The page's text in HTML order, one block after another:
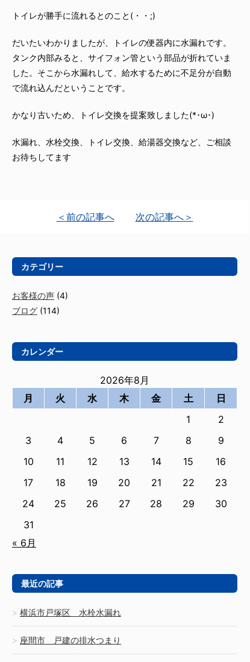
トイレが勝手に流れるとのこと(・・;)
だいたいわかりましたが、トイレの便器内に水漏れです。
タンク内部みると、サイフォン管という部品が折れていま
した。そこから水漏れして、給水するために不足分が自動
で流れ込んだということです。
かなり古いため、トイレ交換を提案致しました(*･ω･)
水漏れ、水栓交換、トイレ交換、給湯器交換など、ご相談
お待ちしてます
＜前の記事へ 次の記事へ＞
カテゴリー
お客様の声 (4)
ブログ (114)
カレンダー
2026年8月
月
火 水 木 金 土
日
1
2
3
4 5 6 7 8
9
10
11 12 13 14 15
16
17
18 19 20 21 22
23
24
25 26 27 28 29
30
31
« 6月
最近の記事
横浜市戸塚区 水栓水漏れ
座間市 戸建の排水つまり